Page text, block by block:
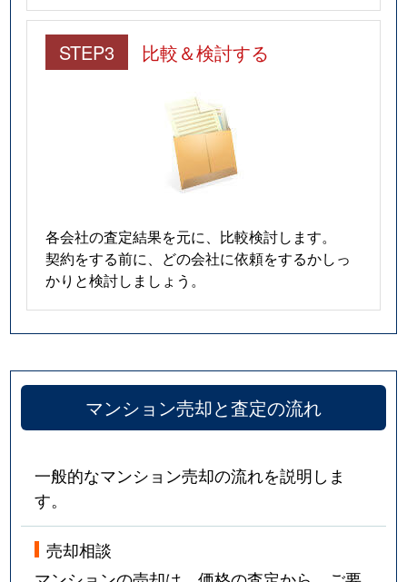
STEP3 比較＆検討する
各会社の査定結果を元に、比較検討します。
契約をする前に、どの会社に依頼をするかしっ
かりと検討しましょう。
マンション売却と査定の流れ
一般的なマンション売却の流れを説明しま
す。
売却相談